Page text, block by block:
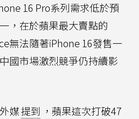
16 Pro系列需求低於預
，在於蘋果最大賣點的
無法隨著iPhone 16發售一
國市場激烈競爭仍持續影
媒提到 ，蘋果這次打破47